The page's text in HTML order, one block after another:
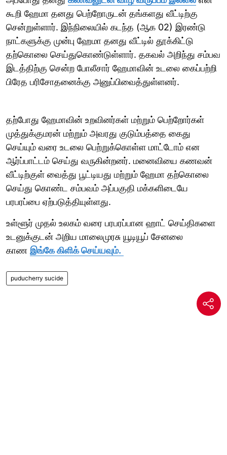
கூறி ஹேமா தனது பெற்றோருடன் தங்களது வீட்டிற்கு
சென்றுள்ளார். இந்நிலையில் கடந்த (ஆக 02) இரண்டு
நாட்களுக்கு முன்பு ஹேமா தனது வீட்டில் தூக்கிட்டு
தற்கொலை செய்துகொண்டுள்ளார். தகவல் அறிந்து சம்பவ
இடத்திற்கு சென்ற போலீசார் ஹேமாவின் உடலை கைப்பற்றி
பிரேத பரிசோதனைக்கு அனுப்பிவைத்துள்ளனர்.
தற்போது ஹேமாவின் உறவினர்கள் மற்றும் பெற்றோர்கள்
முத்துக்குமரன் மற்றும் அவரது குடும்பத்தை கைது
செய்யும் வரை உடலை பெற்றுக்கொள்ள மாட்டோம் என
ஆர்ப்பாட்டம் செய்து வருகின்றனர். மனைவியை கணவன்
வீட்டிற்குள் வைத்து பூட்டியது மற்றும் ஹேமா தற்கொலை
செய்து கொண்ட சம்பவம் அப்பகுதி மக்களிடையே
பரபரப்பை ஏற்படுத்தியுள்ளது.
உள்ளூர் முதல் உலகம் வரை பரபரப்பான ஹாட் செய்திகளை
உடனுக்குடன் அறிய மாலைமுரசு யூடியூப் சேனலை
காண இங்கே கிளிக் செய்யவும்.
puducherry sucide